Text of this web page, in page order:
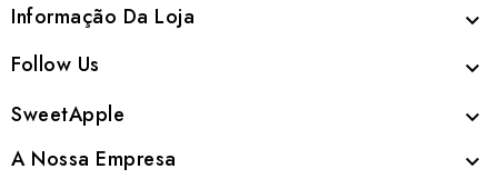
Informação Da Loja 
Follow Us 
SweetApple 
A Nossa Empresa 